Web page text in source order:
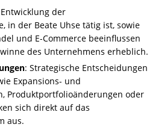
der
in der Beate Uhse tätig ist, sowie
und E-Commerce beeinflussen
des Unternehmens erheblich.
: Strategische Entscheidungen
Expansions- und
Produktportfolioänderungen oder
sich direkt auf das
aus.